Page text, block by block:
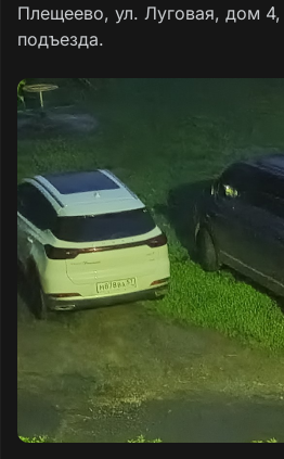
Плещеево, ул. Луговая, дом 4,
подъезда.